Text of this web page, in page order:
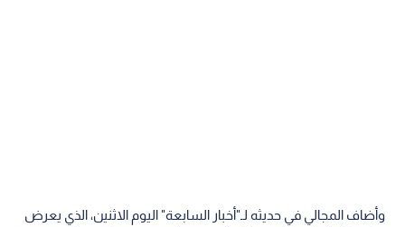
وأضاف المجالي في حديثه لـ"أخبار السابعة" اليوم الاثنين، الذي يعرض